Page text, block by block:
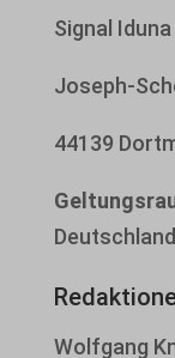
Signal
Joseph-
44139
Deutschland
Wolfgang